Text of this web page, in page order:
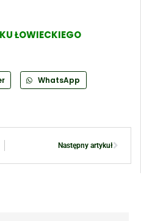
ŁOWIECKIEGO
WhatsApp
Następny artykuł